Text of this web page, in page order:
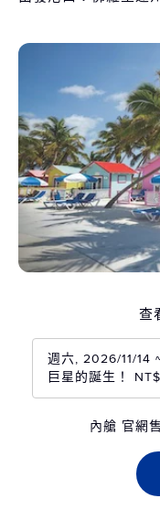
查
週六, 2026/11/14
巨星的誕生！
內艙 官網